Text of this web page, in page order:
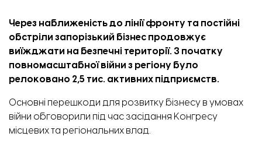
Через наближеність до лінії фронту та постійні
обстріли запорізький бізнес продовжує
виїжджати на безпечні території. З початку
повномасштабної війни з регіону було
релоковано 2,5 тис. активних підприємств.
Основні перешкоди для розвитку бізнесу в умовах
війни обговорили під час засідання Конгресу
місцевих та регіональних влад.